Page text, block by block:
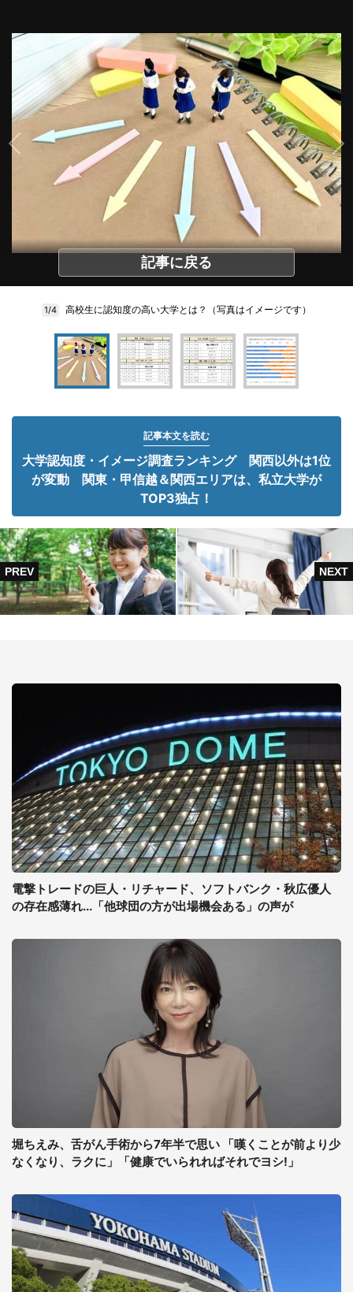
記事に戻る
1/4 高校生に認知度の高い大学とは？（写真はイメージです）
記事本文を読む
大学認知度・イメージ調査ランキング 関西以外は1位
が変動 関東・甲信越＆関西エリアは、私立大学が
TOP3独占！
電撃トレードの巨人・リチャード、ソフトバンク・秋広優人
の存在感薄れ...「他球団の方が出場機会ある」の声が
堀ちえみ、舌がん手術から7年半で思い 「嘆くことが前より少
なくなり、ラクに」「健康でいられればそれでヨシ!」